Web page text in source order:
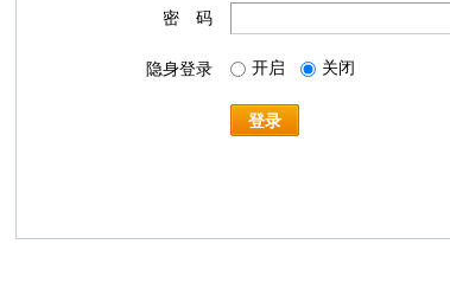
密 码
隐身登录 开启 关闭
登录